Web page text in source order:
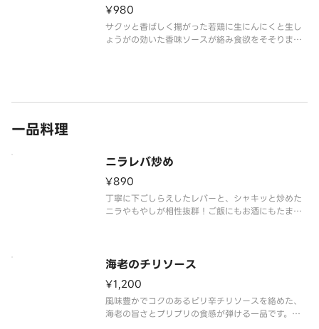
¥980
サクッと香ばしく揚がった若鶏に生にんにくと生し
ょうがの効いた香味ソースが絡み食欲をそそります
一品料理
ニラレバ炒め
¥890
丁寧に下ごしらえしたレバーと、シャキッと炒めた
ニラやもやしが相性抜群！ご飯にもお酒にもたまら
【注意事項】
海老のチリソース
¥1,200
風味豊かでコクのあるピリ辛チリソースを絡めた、
海老の旨さとプリプリの食感が弾ける一品です。